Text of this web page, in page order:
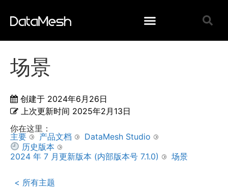
场景
创建于 2024年6月26日
上次更新时间 2025年2月13日
你在这里：
主要
产品文档
DataMesh Studio
历史版本
2024 年 7 月更新版本 (内部版本号 7.1.0)
场景
< 所有主题